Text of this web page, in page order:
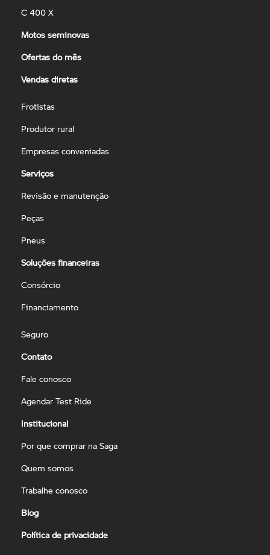
C 400 X
Motos seminovas
Ofertas do mês
Vendas diretas
Frotistas
Produtor rural
Empresas conveniadas
Serviços
Revisão e manutenção
Peças
Pneus
Soluções financeiras
Consórcio
Financiamento
Seguro
Contato
Fale conosco
Agendar Test Ride
Institucional
Por que comprar na Saga
Quem somos
Trabalhe conosco
Blog
Política de privacidade